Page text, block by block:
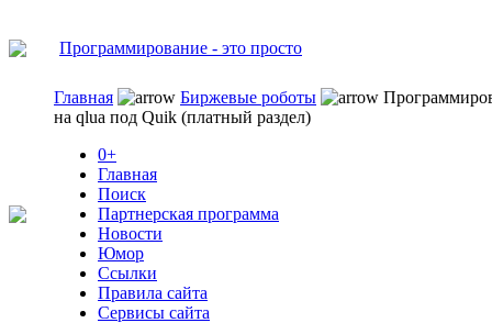
Программирование - это просто
Главная Биржевые роботы
на qlua под Quik (платный раздел)
0+
Главная
Поиск
Партнерская программа
Новости
Юмор
Ссылки
Правила сайта
Сервисы сайта